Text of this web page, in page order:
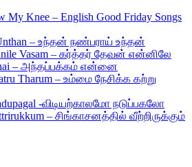
My Knee – English Good Friday Songs
– உந்தன் நண்பராய் உந்தன்
Vasam – கர்த்தர் தேவன் என்னிலே
– அந்தப்பக்கம் என்னை
Tharum – உம்மை நேசிக்க கற்று
-விடியற்காலமோ நடுப்பகலோ
– சிங்காசனத்தில் வீற்றிருக்கும்